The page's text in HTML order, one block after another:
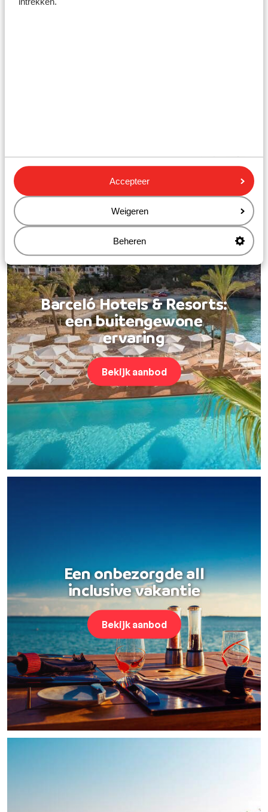
Accepteer
Weigeren
Beheren
Barceló Hotels & Resorts:
een buitengewone
ervaring
Bekijk aanbod
Een onbezorgde all
inclusive vakantie
Bekijk aanbod